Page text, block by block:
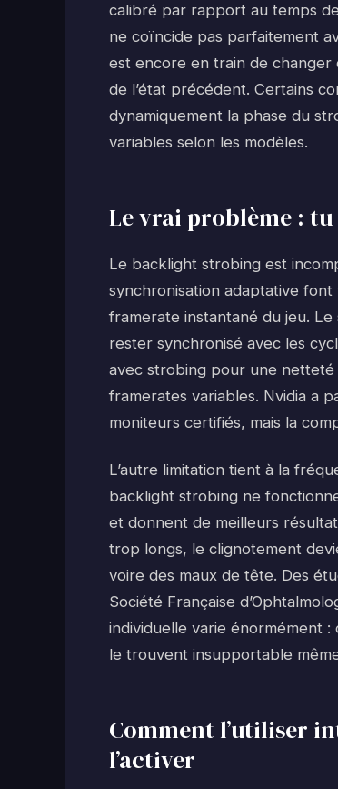
calibré par rapport au temps
ne coïncide pas parfaitement
est encore en train de
de l’état précédent. Certains
dynamiquement la phase du
variables selon les modèles.
Le vrai problème :
Le backlight strobing est
synchronisation adaptative
framerate instantané du jeu.
rester synchronisé avec les
avec strobing pour une netteté
framerates variables. Nvidia a
moniteurs certifiés, mais la
L’autre limitation tient à la
backlight strobing ne
et donnent de meilleurs
trop longs, le clignotement
voire des maux de tête. Des
Société Française
individuelle varie énormément
le trouvent insupportable
Comment l’utiliser
l’activer